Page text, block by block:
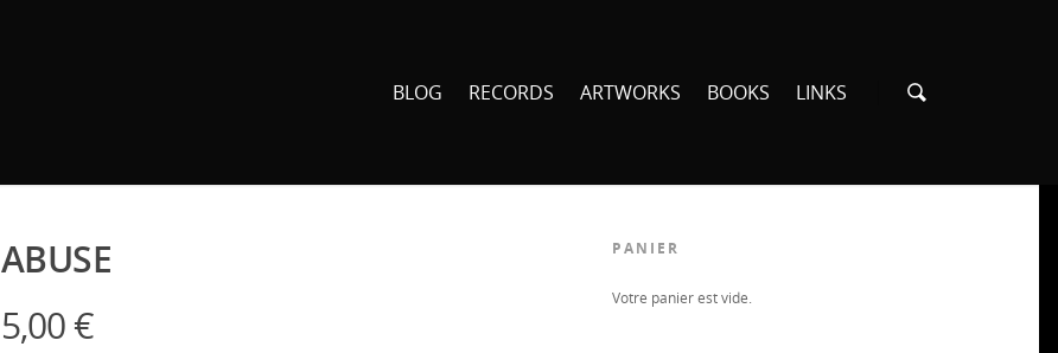
BLOG RECORDS ARTWORKS BOOKS LINKS
ABUSE
5,00€
PANIER
Votre panier est vide.